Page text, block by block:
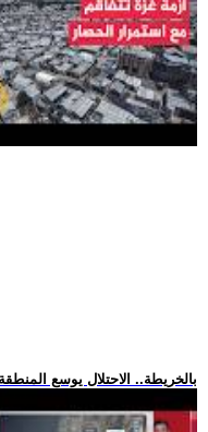
.. بالخريطة.. الاحتلال يوسع